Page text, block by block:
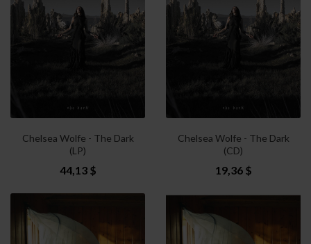
Chelsea Wolfe - The Dark
(LP)
44,13 $
Chelsea Wolfe - The Dark
(CD)
19,36 $